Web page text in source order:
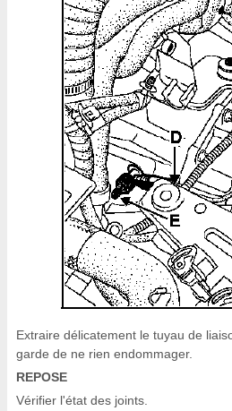
Extraire délicatement le tuyau de
garde de ne rien endommager.
REPOSE
Vérifier l'état des joints.